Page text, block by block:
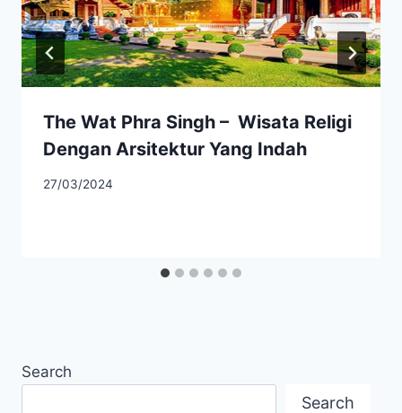
The Wat Phra Singh – Wisata Religi
Dengan Arsitektur Yang Indah
27/03/2024
Search
Search